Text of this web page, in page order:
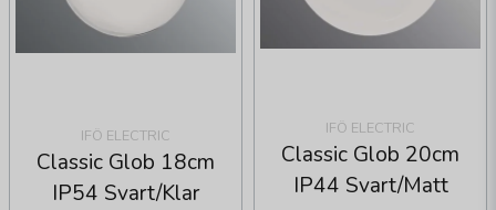
IFÖ ELECTRIC
Classic Glob 18cm
IP54 Svart/Klar
IFÖ ELECTRIC
Classic Glob 20cm
IP44 Svart/Matt